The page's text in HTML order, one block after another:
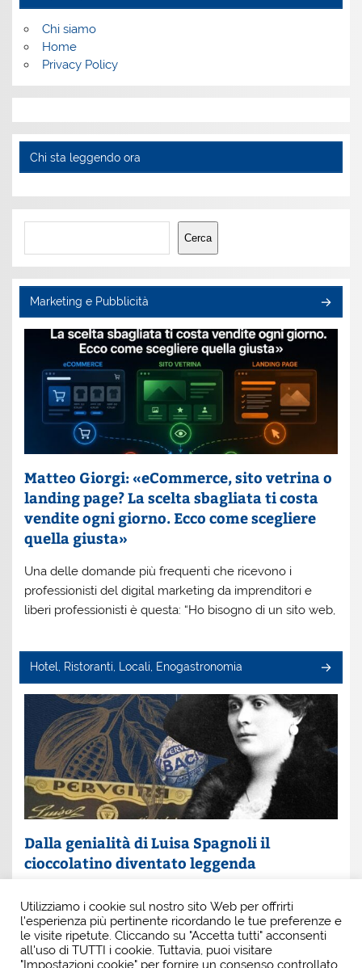
Chi siamo
Home
Privacy Policy
Chi sta leggendo ora
Cerca
Cerca
Marketing e Pubblicità
Matteo Giorgi: «eCommerce, sito vetrina o
landing page? La scelta sbagliata ti costa
vendite ogni giorno. Ecco come scegliere
quella giusta»
Una delle domande più frequenti che ricevono i
professionisti del digital marketing da imprenditori e
liberi professionisti è questa: “Ho bisogno di un sito web,
Hotel, Ristoranti, Locali, Enogastronomia
Dalla genialità di Luisa Spagnoli il
cioccolatino diventato leggenda
Spagnoli. È lei la donna che, con intuito e coraggio, ha
scritto una pagina indimenticabile della
Utilizziamo i cookie sul nostro sito Web per offrirti
l'esperienza più pertinente ricordando le tue preferenze e
le visite ripetute. Cliccando su "Accetta tutti" acconsenti
all'uso di TUTTI i cookie. Tuttavia, puoi visitare
"Impostazioni cookie" per fornire un consenso controllato.